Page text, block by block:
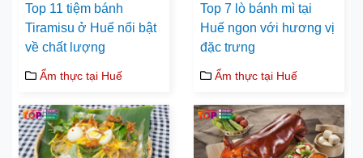
Top 11 tiệm bánh
Tiramisu ở Huế nổi bật
về chất lượng
Ẩm thực tại Huế
Top 7 lò bánh mì tại
Huế ngon với hương vị
đặc trưng
Ẩm thực tại Huế